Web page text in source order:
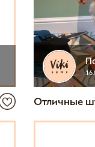
Отличные